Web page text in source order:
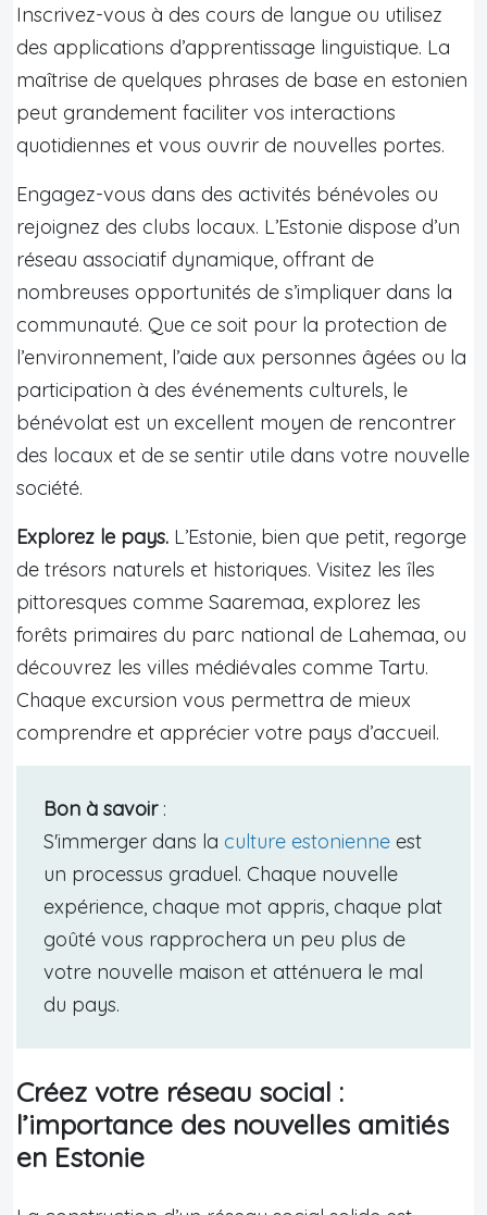
Inscrivez-vous à des cours de langue ou utilisez
des applications d’apprentissage linguistique. La
maîtrise de quelques phrases de base en estonien
peut grandement faciliter vos interactions
quotidiennes et vous ouvrir de nouvelles portes.
Engagez-vous dans des activités bénévoles ou
rejoignez des clubs locaux. L’Estonie dispose d’un
réseau associatif dynamique, offrant de
nombreuses opportunités de s’impliquer dans la
communauté. Que ce soit pour la protection de
l’environnement, l’aide aux personnes âgées ou la
participation à des événements culturels, le
bénévolat est un excellent moyen de rencontrer
des locaux et de se sentir utile dans votre nouvelle
société.
Explorez le pays. L’Estonie, bien que petit, regorge
de trésors naturels et historiques. Visitez les îles
pittoresques comme Saaremaa, explorez les
forêts primaires du parc national de Lahemaa, ou
découvrez les villes médiévales comme Tartu.
Chaque excursion vous permettra de mieux
comprendre et apprécier votre pays d’accueil.
Bon à savoir:
S'immerger dans la culture estonienne est
un processus graduel. Chaque nouvelle
expérience, chaque mot appris, chaque plat
goûté vous rapprochera un peu plus de
votre nouvelle maison et atténuera le mal
du pays.
Créez votre réseau social :
l’importance des nouvelles amitiés
en Estonie